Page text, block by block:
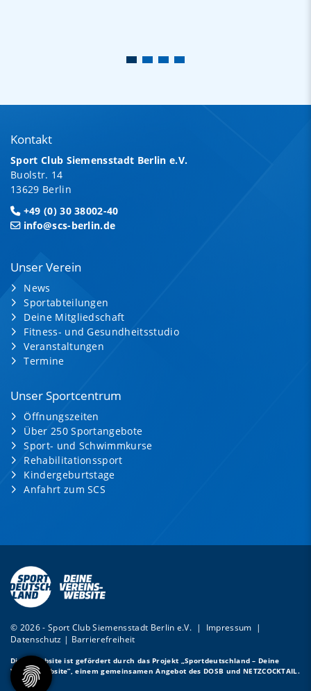
Kontakt
Sport Club Siemensstadt Berlin e.V.
Buolstr. 14
13629 Berlin
+49 (0) 30 38002-40
info@scs-berlin.de
Unser Verein
News
Sportabteilungen
Deine Mitgliedschaft
Fitness- und Gesundheitsstudio
Veranstaltungen
Termine
Unser Sportcentrum
Öffnungszeiten
Über 250 Sportangebote
Sport- und Schwimmkurse
Rehabilitationssport
Kindergeburtstage
Anfahrt zum SCS
© 2026 - Sport Club Siemensstadt Berlin e.V. | Impressum |
Datenschutz | Barrierefreiheit
Diese Website ist gefördert durch das Projekt „Sportdeutschland – Deine
Vereinswebsite”, einem gemeinsamen Angebot des DOSB und NETZCOCKTAIL.